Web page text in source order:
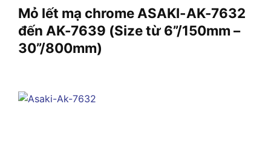
Mỏ lết mạ chrome ASAKI-AK-7632
đến AK-7639 (Size từ 6”/150mm –
30”/800mm)